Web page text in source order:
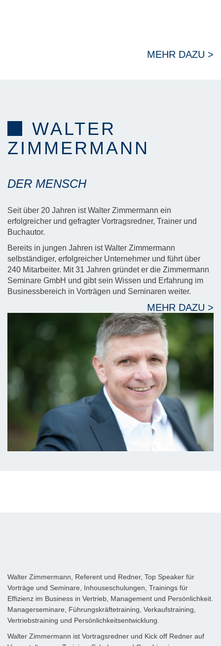
MEHR DAZU >
WALTER
ZIMMERMANN
DER MENSCH
Seit über 20 Jahren ist Walter Zimmermann ein
erfolgreicher und gefragter Vortragsredner, Trainer und
Buchautor.
Bereits in jungen Jahren ist Walter Zimmermann
selbständiger, erfolgreicher Unternehmer und führt über
240 Mitarbeiter. Mit 31 Jahren gründet er die Zimmermann
Seminare GmbH und gibt sein Wissen und Erfahrung im
Businessbereich in Vorträgen und Seminaren weiter.
MEHR DAZU >
Walter Zimmermann, Referent und Redner, Top Speaker für
Vorträge und Seminare, Inhouseschulungen, Trainings für
Effizienz im Business in Vertrieb, Management und Persönlichkeit.
Managerseminare, Führungskräftetraining, Verkaufstraining,
Vertriebstraining und Persönlichkeitsentwicklung.
Walter Zimmermann ist Vortragsredner und Kick off Redner auf